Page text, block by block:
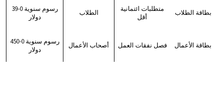
بطاقة الطلاب
متطلبات ائتمانية
أقل
الطلاب
رسوم سنوية 0-39
دولار
بطاقة الأعمال فصل نفقات العمل أصحاب الأعمال
رسوم سنوية 0-450
دولار